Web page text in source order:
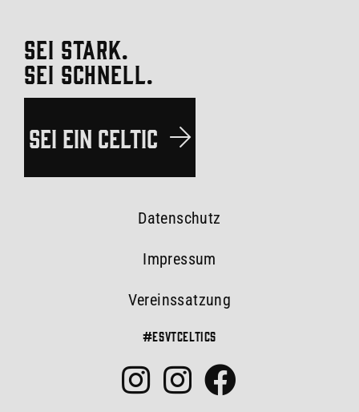
SEI STARK.
SEI SCHNELL.
SEI EIN CELTIC
Datenschutz
Impressum
Vereinssatzung
#esvtceltics